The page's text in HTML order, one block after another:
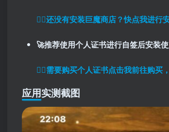
👉🏼还没有安装巨魔商店？快点我进行安
🚀推荐使用个人证书进行自签后安装
👉🏼需要购买个人证书点击我前往购买
应用实测截图